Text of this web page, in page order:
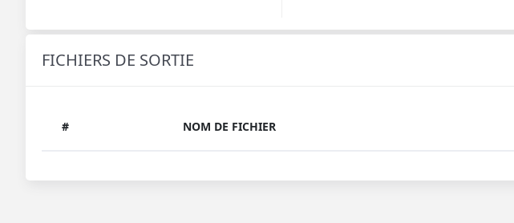
FICHIERS DE SORTIE
# NOM DE FICHIER